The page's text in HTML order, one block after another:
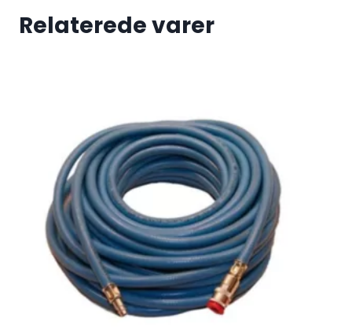
Relaterede varer